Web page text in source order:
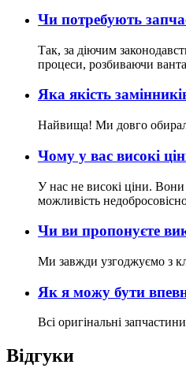
Чи потребують
Так, за діючим
процеси, розбиваючи
Яка якість
Найвища! Ми довго обирали
Чому у вас високі
У нас не високі ціни.
можливість
Чи ви пропонуєте
Ми завжди узгоджуємо з
Як я можу бути
Всі оригінальні
Відгуки